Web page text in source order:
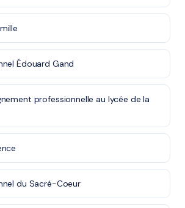
Édouard Gand
professionnelle au lycée de la
du Sacré-Coeur